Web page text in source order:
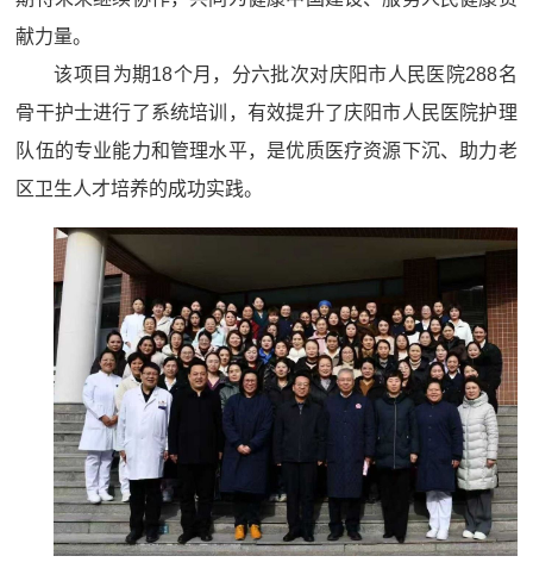
献力量。
该项目为期18个月，分六批次对庆阳市人民医院288名
骨干护士进行了系统培训，有效提升了庆阳市人民医院护理
队伍的专业能力和管理水平，是优质医疗资源下沉、助力老
区卫生人才培养的成功实践。